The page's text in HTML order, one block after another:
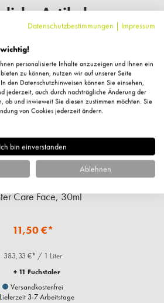
Artikel
Care Face, 30ml
11,50 €*
383,33 €* / 1 Liter
+ 11 Fuchstaler
Versandkostenfrei
Lieferzeit 3-7 Arbeitstage
Datenschutzbestimmungen | Impressum
personalisierte Inhalte anzuzeigen und Ihnen ein
zu können, nutzen wir auf unserer Seite
den Datenschutzhinweisen können Sie einsehen,
jederzeit, auch durch nachträgliche Änderung der
ob und inwieweit Sie diesen zustimmen möchten. Sie
von Cookies jederzeit ändern.
Ich bin einverstanden
Ablehnen